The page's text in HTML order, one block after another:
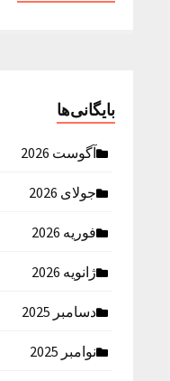
بایگانی‌ها
آگوست 2026
جولای 2026
فوریه 2026
ژانویه 2026
دسامبر 2025
نوامبر 2025